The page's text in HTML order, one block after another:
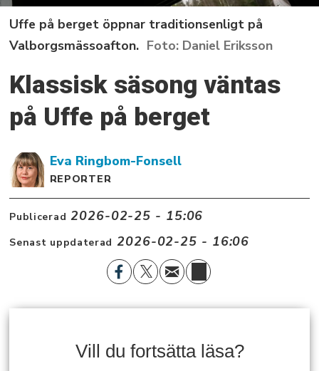
Uffe på berget öppnar traditionsenligt på
Valborgsmässoafton.
Daniel Eriksson
Klassisk säsong väntas
på Uffe på berget
Eva Ringbom-Fonsell
REPORTER
Publicerad 2026-02-25 - 15:06
Senast uppdaterad 2026-02-25 - 16:06
Vill du fortsätta läsa?